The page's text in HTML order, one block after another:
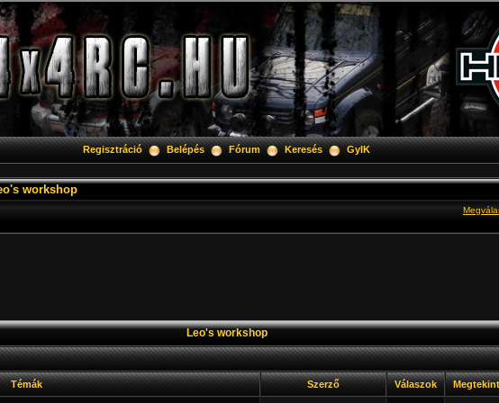
Regisztráció Belépés Fórum Keresés GyIK
workshop
Leo's workshop
Témák Szerző Válaszok